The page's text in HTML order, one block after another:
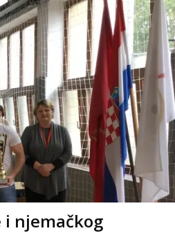
njemačkog